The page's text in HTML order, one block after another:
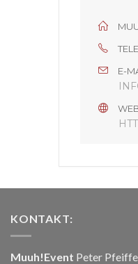
E-
KONTAKT:
Muuh!Event Peter